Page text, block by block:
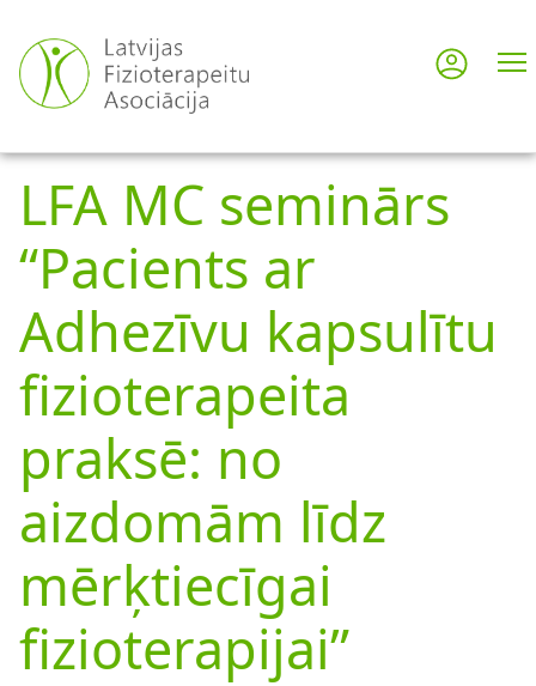
main
content
User
Log in
LFA MC seminārs
“Pacients ar
Adhezīvu kapsulītu
fizioterapeita
praksē: no
aizdomām līdz
mērķtiecīgai
fizioterapijai”